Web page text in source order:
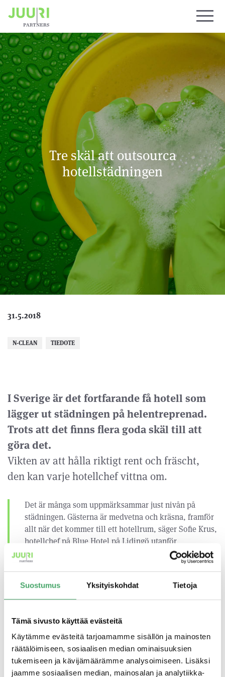
Suostumus Yksityiskohdat Tietoja
Tämä sivusto käyttää evästeitä
Käytämme evästeitä tarjoamamme sisällön ja mainosten
räätälöimiseen, sosiaalisen median ominaisuuksien
tukemiseen ja kävijämäärämme analysoimiseen. Lisäksi
jaamme sosiaalisen median, mainosalan ja analytiikka-
Tre skäl att outsourca
hotellstädningen
31.5.2018
N-CLEAN TIEDOTE
I Sverige är det fortfarande få hotell som
lägger ut städningen på helentreprenad.
Trots att det finns flera goda skäl till att
göra det.
Vikten av att hålla riktigt rent och fräscht,
den kan varje hotellchef vittna om.
Det är många som uppmärksammar just nivån på
städningen. Gästerna är medvetna och kräsna, framför
allt när det kommer till ett hotellrum, säger Sofie Krus,
hotellchef på Blue Hotel på Lidingö utanför
Stockholm.
Därför är det så viktigt att ta städningen på allvar. Vi är
att hela tiden utvecklas, göra ett bra jobb och samtidigt
tänka på vår miljöpåverkan, säger Pernilla Sjöberg,
fullservice städtjänster till hotellbranschen, bland
annat till Blue Hotel.
N-Cleanhar 78 hotellkunder och städade förra året hela 1,6